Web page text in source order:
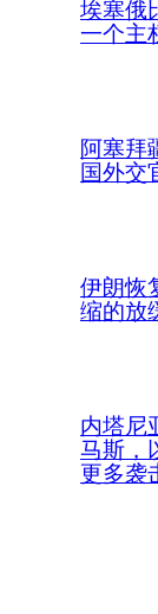
埃塞俄
一个主
阿塞拜
国外交
伊朗恢
缩的放
内塔尼
马斯，
更多袭